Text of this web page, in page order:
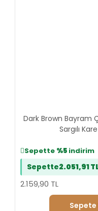
Dark Brown Bayram
Sargılı
Sepette %5 indirim
Sepette2.051,91
2.159,90 TL
Sepete